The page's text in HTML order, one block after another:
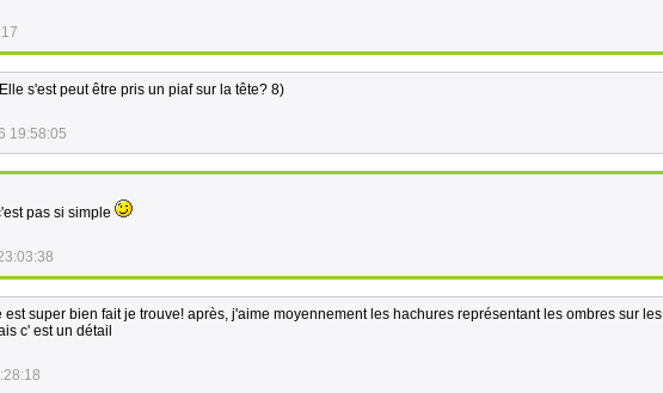
s'est peut être pris un piaf sur la tête? 8)
19:58:05
pas si simple
est super bien fait je trouve! après, j'aime moyennement les hachures représentant les ombres sur les
c' est un détail